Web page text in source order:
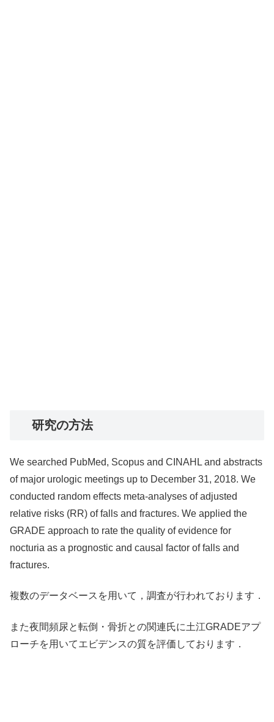
研究の方法
We searched PubMed, Scopus and CINAHL and abstracts
of major urologic meetings up to December 31, 2018. We
conducted random effects meta-analyses of adjusted
relative risks (RR) of falls and fractures. We applied the
GRADE approach to rate the quality of evidence for
nocturia as a prognostic and causal factor of falls and
fractures.
複数のデータベースを用いて，調査が行われております．
また夜間頻尿と転倒・骨折との関連氏に土江GRADEアプ
ローチを用いてエビデンスの質を評価しております．